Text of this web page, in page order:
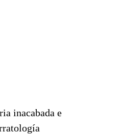
inacabada e